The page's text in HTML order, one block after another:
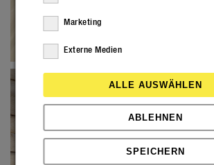
Marketing
Externe Medien
ALLE AUSWÄHLEN
ABLEHNEN
SPEICHERN